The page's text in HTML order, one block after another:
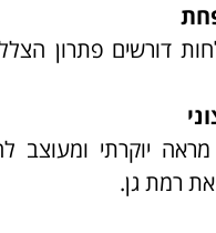
דורשים פתרון
מראה יוקרתי
את רמת גן.